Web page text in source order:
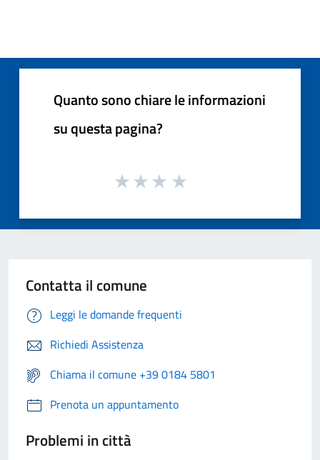
Quanto sono chiare le informazioni
su questa pagina?
Contatta il comune
Leggi le domande frequenti
Richiedi Assistenza
Chiama il comune +39 0184 5801
Prenota un appuntamento
Problemi in città